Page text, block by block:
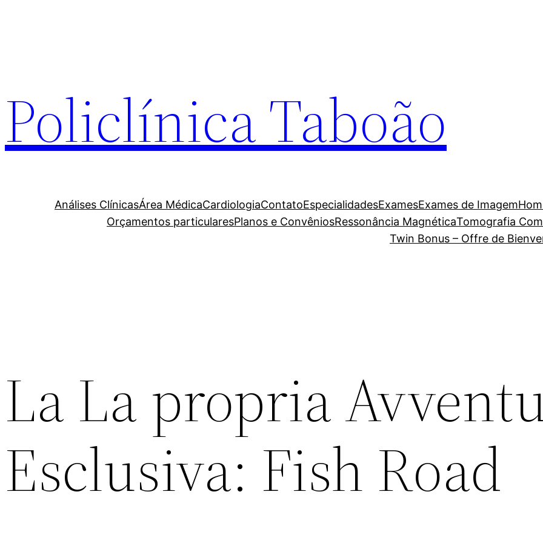
Policlínica Taboão
Análises ClínicasÁrea MédicaCardiologiaContatoEspecialidadesExamesExames de Imagem
Orçamentos particularesPlanos e ConvêniosRessonância MagnéticaTomografia
Twin Bonus – Offre de
La La propria
Esclusiva: Fish Road